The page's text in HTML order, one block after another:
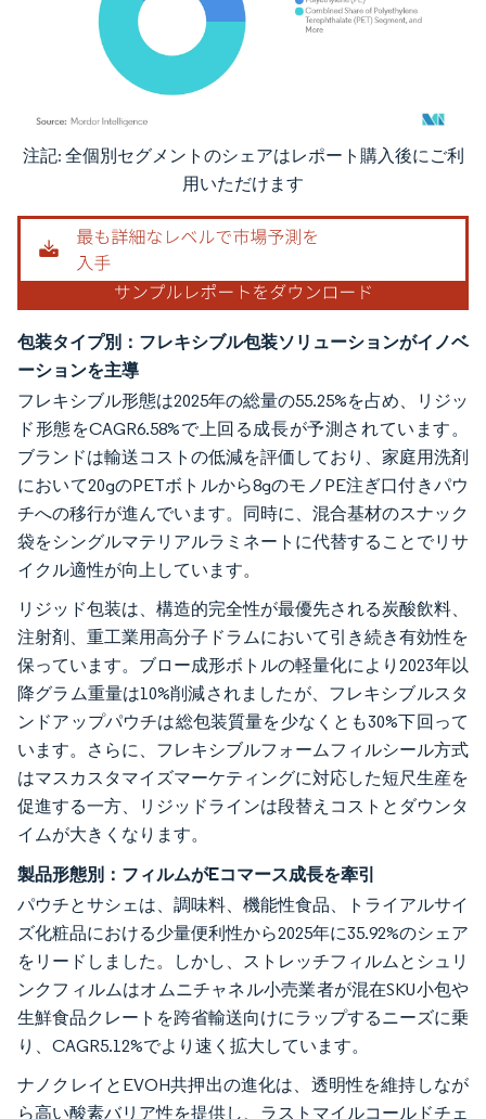
画像 © Mordor Intelligence。再利用にはCC BY 4.0の表示が必要です。
注記: 全個別セグメントのシェアはレポート購入後にご利
用いただけます
包装タイプ別：フレキシブル包装ソリューションがイノベ
ーションを主導
フレキシブル形態は2025年の総量の55.25%を占め、リジッ
ド形態をCAGR6.58%で上回る成長が予測されています。
ブランドは輸送コストの低減を評価しており、家庭用洗剤
において20gのPETボトルから8gのモノPE注ぎ口付きパウ
チへの移行が進んでいます。同時に、混合基材のスナック
袋をシングルマテリアルラミネートに代替することでリサ
イクル適性が向上しています。
リジッド包装は、構造的完全性が最優先される炭酸飲料、
注射剤、重工業用高分子ドラムにおいて引き続き有効性を
保っています。ブロー成形ボトルの軽量化により2023年以
降グラム重量は10%削減されましたが、フレキシブルスタ
ンドアップパウチは総包装質量を少なくとも30%下回って
います。さらに、フレキシブルフォームフィルシール方式
はマスカスタマイズマーケティングに対応した短尺生産を
促進する一方、リジッドラインは段替えコストとダウンタ
イムが大きくなります。
製品形態別：フィルムがEコマース成長を牽引
パウチとサシェは、調味料、機能性食品、トライアルサイ
ズ化粧品における少量便利性から2025年に35.92%のシェア
をリードしました。しかし、ストレッチフィルムとシュリ
ンクフィルムはオムニチャネル小売業者が混在SKU小包や
生鮮食品クレートを跨省輸送向けにラップするニーズに乗
り、CAGR5.12%でより速く拡大しています。
ナノクレイとEVOH共押出の進化は、透明性を維持しなが
ら高い酸素バリア性を提供し、ラストマイルコールドチェ